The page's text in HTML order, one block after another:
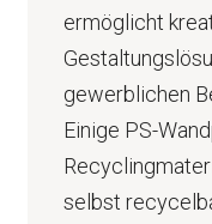
ermöglicht
gewerblichen
Einige PS-
selbst